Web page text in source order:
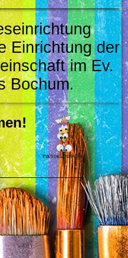
Einrichtung der
im Ev.
Bochum.